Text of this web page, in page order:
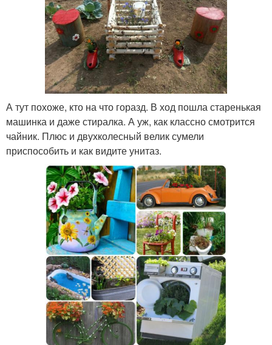
А тут похоже, кто на что горазд. В ход пошла старенькая
машинка и даже стиралка. А уж, как классно смотрится
чайник. Плюс и двухколесный велик сумели
приспособить и как видите унитаз.